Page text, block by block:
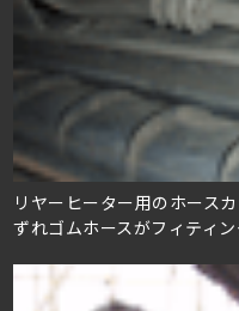
リヤーヒーター用のホース
ずれゴムホースがフィティ